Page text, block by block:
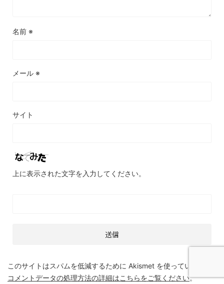
名前 ※
メール ※
サイト
上に表示された文字を入力してください。
このサイトはスパムを低減するために Akismet を使っています。
コメントデータの処理方法の詳細はこちらをご覧ください。